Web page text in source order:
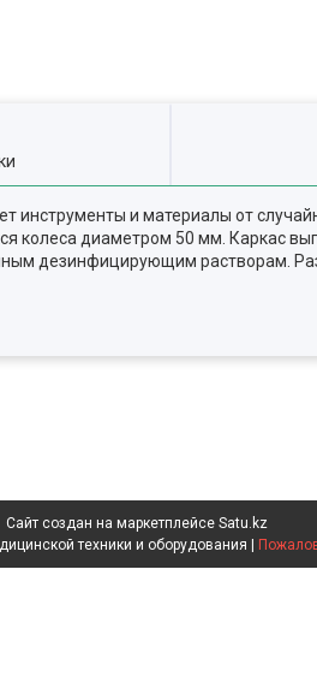
инструменты и материалы от
колеса диаметром 50 мм. Каркас
дезинфицирующим растворам.
Сайт создан на маркетплейсе Satu.kz